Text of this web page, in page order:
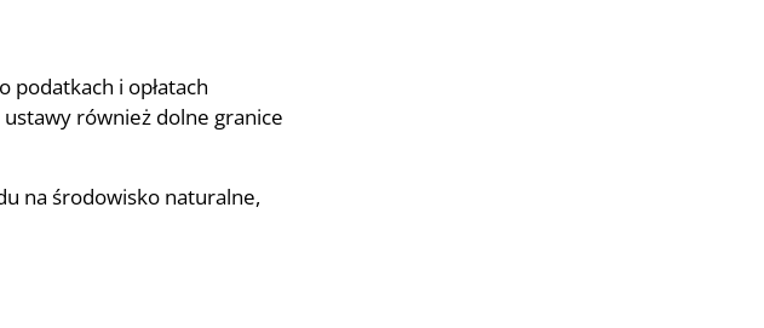
podatkach i opłatach
również dolne granice
na środowisko naturalne,